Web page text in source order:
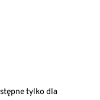
tylko dla